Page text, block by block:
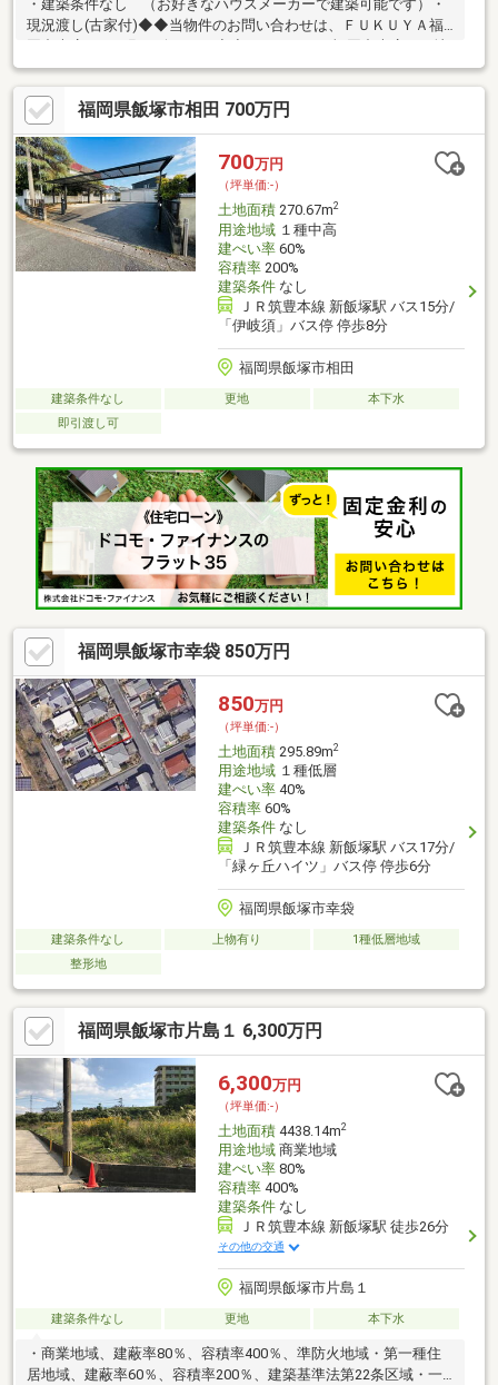
・建築条件なし （お好きなハウスメーカーで建築可能です）・
現況渡し(古家付)◆◆当物件のお問い合わせは、ＦＵＫＵＹＡ福
下鉄七隈線「渡辺通」駅まで徒歩４分、サニー渡辺通店の向かい
です。お電話、メール、ご来店も随時受付中です。お気軽に問い
合わせください。
福岡県飯塚市相田 700万円
700万円
（坪単価:-）
土地面積270.67m2
用途地域１種中高
建ぺい率60%
容積率200%
建築条件なし
ＪＲ筑豊本線 新飯塚駅 バス15分/
「伊岐須」バス停 停歩8分
福岡県飯塚市相田
建築条件なし 更地
本下水
即引渡し可
福岡県飯塚市幸袋 850万円
850万円
（坪単価:-）
土地面積295.89m2
用途地域１種低層
建ぺい率40%
容積率60%
建築条件なし
ＪＲ筑豊本線 新飯塚駅 バス17分/
「緑ヶ丘ハイツ」バス停 停歩6分
福岡県飯塚市幸袋
建築条件なし 上物有り
1種低層地域
整形地
福岡県飯塚市片島１ 6,300万円
6,300万円
（坪単価:-）
土地面積4438.14m2
用途地域商業地域
建ぺい率80%
容積率400%
建築条件なし
ＪＲ筑豊本線 新飯塚駅 徒歩26分
その他の交通
福岡県飯塚市片島１
建築条件なし 更地 本下水
・商業地域、建蔽率80％、容積率400％、準防火地域・第一種住
居地域、建蔽率60％、容積率200％、建築基準法第22条区域・一